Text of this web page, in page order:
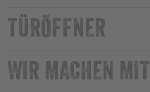
TÜRÖFFNER
WIR MACHEN MIT